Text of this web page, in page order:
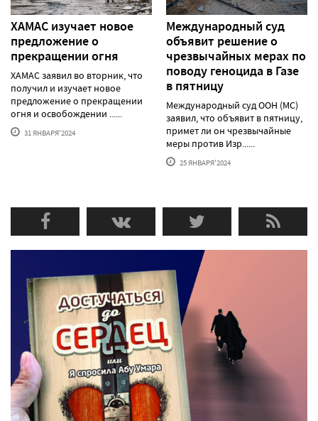
ХАМАС изучает новое
предложение о
прекращении огня
ХАМАС заявил во вторник, что
получил и изучает новое
предложение о прекращении
огня и освобождении ......
31 ЯНВАРЯ'2024
Международный суд
объявит решение о
чрезвычайных мерах по
поводу геноцида в Газе
в пятницу
Международный суд ООН (МС)
заявил, что объявит в пятницу,
примет ли он чрезвычайные
меры против Изр......
25 ЯНВАРЯ'2024